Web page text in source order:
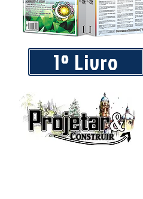
Praça 04 de Julho recebe
livre
1º Livro